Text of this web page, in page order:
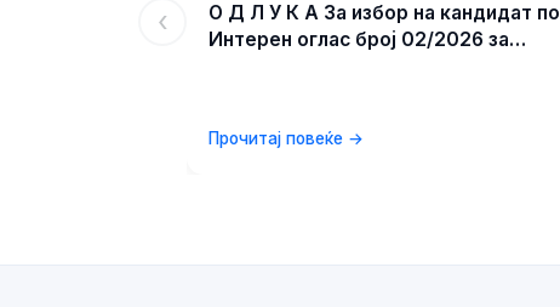
‹
О Д Л У К А За избор на кандидат по
Интерен оглас број 02/2026 за
Прочитај повеќе →